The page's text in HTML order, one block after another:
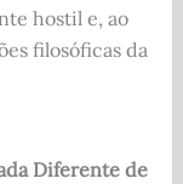
hostil e, ao
filosóficas da
Diferente de